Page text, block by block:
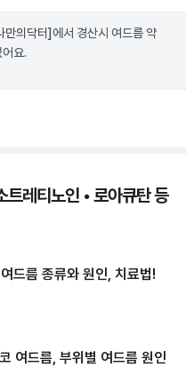
만의닥터] 에서 경산시 여드름 약
요.
트레티노인 • 로아큐탄 등
드름 종류와 원인, 치료법!
여드름, 부위별 여드름 원인